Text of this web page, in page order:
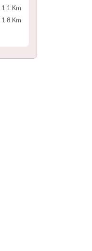
1.1 Km
1.8 Km